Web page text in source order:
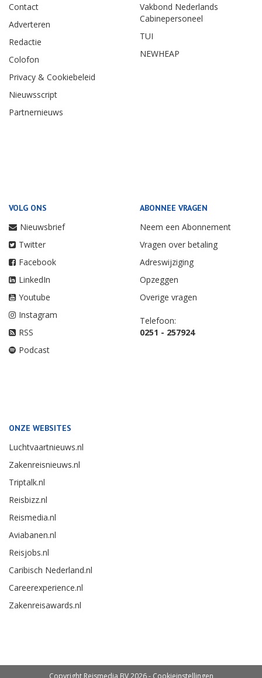
Contact
Adverteren
Redactie
Colofon
Privacy & Cookiebeleid
Nieuwsscript
Partnernieuws
Vakbond Nederlands
Cabinepersoneel
TUI
NEWHEAP
VOLG ONS
Nieuwsbrief
Twitter
Facebook
LinkedIn
Youtube
Instagram
RSS
Podcast
ABONNEE VRAGEN
Neem een Abonnement
Vragen over betaling
Adreswijziging
Opzeggen
Overige vragen
Telefoon:
0251 - 257924
ONZE WEBSITES
Luchtvaartnieuws.nl
Zakenreisnieuws.nl
Triptalk.nl
Reisbizz.nl
Reismedia.nl
Aviabanen.nl
Reisjobs.nl
Caribisch Nederland.nl
Careerexperience.nl
Zakenreisawards.nl
Copyright Reismedia BV 2026 - Cookieinstellingen